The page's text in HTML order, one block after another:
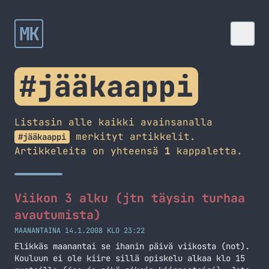
MK
#jääkaappi
Listasin alle kaikki avainsanalla
#jääkaappi
merkityt artikkelit.
Artikkeleita on yhteensä 1 kappaletta.
Viikon 3 alku (jtn täysin turhaa
avautumista)
MAANANTAINA 14.1.2008 KLO 23:22
Elikkäs maanantai se ihanin päivä viikosta (not).
Kouluun ei ole kiire sillä opiskelu alkaa klo 15